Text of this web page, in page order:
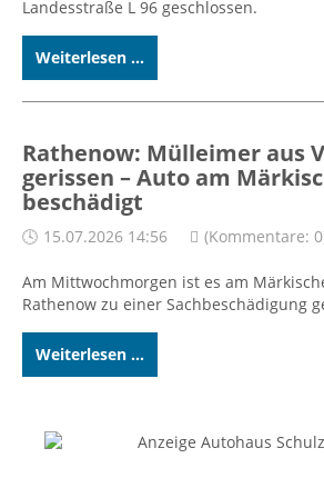
Landesstraße L 96 geschlossen.
Weiterlesen ...
Rathenow: Mülleimer aus
gerissen – Auto am
beschädigt
15.07.2026 14:56 (Kommentare:
Am Mittwochmorgen ist es am
Rathenow zu einer Sachbeschädigung
Weiterlesen ...